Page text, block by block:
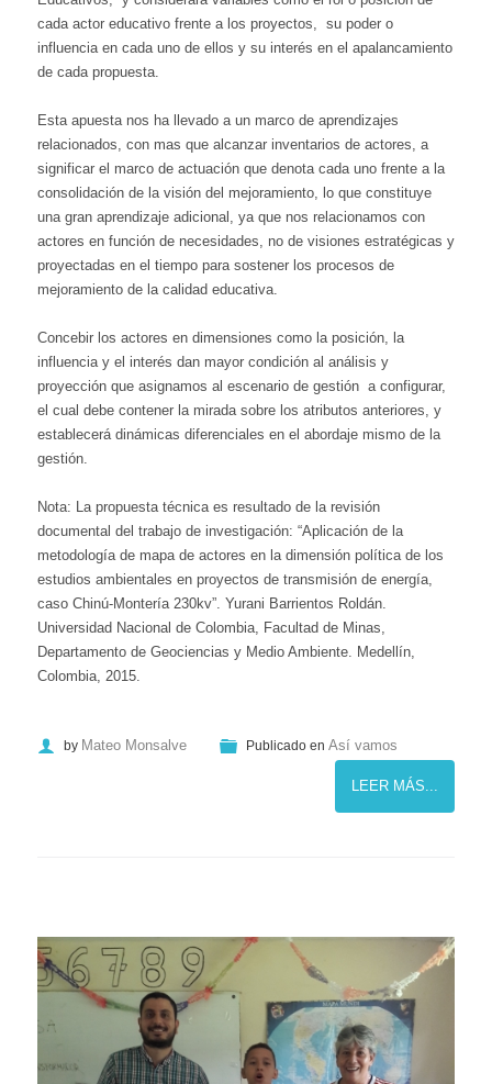
cada actor educativo frente a los proyectos, su poder o
influencia en cada uno de ellos y su interés en el apalancamiento
de cada propuesta.
Esta apuesta nos ha llevado a un marco de aprendizajes
relacionados, con mas que alcanzar inventarios de actores, a
significar el marco de actuación que denota cada uno frente a la
consolidación de la visión del mejoramiento, lo que constituye
una gran aprendizaje adicional, ya que nos relacionamos con
actores en función de necesidades, no de visiones estratégicas y
proyectadas en el tiempo para sostener los procesos de
mejoramiento de la calidad educativa.
Concebir los actores en dimensiones como la posición, la
influencia y el interés dan mayor condición al análisis y
proyección que asignamos al escenario de gestión a configurar,
el cual debe contener la mirada sobre los atributos anteriores, y
establecerá dinámicas diferenciales en el abordaje mismo de la
gestión.
Nota: La propuesta técnica es resultado de la revisión
documental del trabajo de investigación: “Aplicación de la
metodología de mapa de actores en la dimensión política de los
estudios ambientales en proyectos de transmisión de energía,
caso Chinú-Montería 230kv”. Yurani Barrientos Roldán.
Universidad Nacional de Colombia, Facultad de Minas,
Departamento de Geociencias y Medio Ambiente. Medellín,
Colombia, 2015.
by Mateo Monsalve Publicado en Así vamos
LEER MÁS...